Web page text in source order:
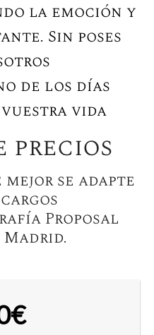
la emoción y
Sin poses
de los días
vuestra vida
precios
se adapte
Proposal